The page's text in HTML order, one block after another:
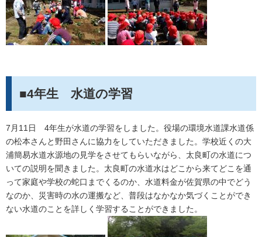
■4年生 水道の学習
7月11日 4年生が水道の学習をしました。役場の環境水道課水道係
の松本さんと野田さんに協力をしていただきました。学校近くの大
浦簡易水道水源地の見学をさせてもらいながら、太良町の水道につ
いての説明を聞きました。太良町の水道水はどこから来てどこを通
って家庭や学校の蛇口までくるのか、水道料金が佐賀県の中でどう
なのか、災害時の水の運搬など、普段はなかなか気づくことができ
ない水道のことを詳しく学習することができました。